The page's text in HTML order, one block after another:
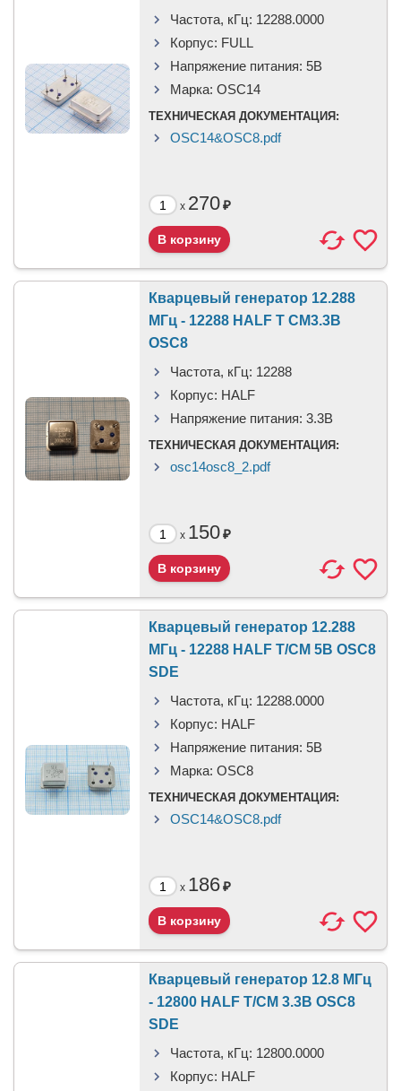
Частота, кГц: 12288.0000
Корпус: FULL
Напряжение питания: 5В
Марка: OSC14
ТЕХНИЧЕСКАЯ ДОКУМЕНТАЦИЯ:
OSC14&OSC8.pdf
x 270₽
Кварцевый генератор 12.288
МГц - 12288 HALF T CM3.3В
OSC8
Частота, кГц: 12288
Корпус: HALF
Напряжение питания: 3.3В
ТЕХНИЧЕСКАЯ ДОКУМЕНТАЦИЯ:
osc14osc8_2.pdf
x 150₽
Кварцевый генератор 12.288
МГц - 12288 HALF T/CM 5В OSC8
SDE
Частота, кГц: 12288.0000
Корпус: HALF
Напряжение питания: 5В
Марка: OSC8
ТЕХНИЧЕСКАЯ ДОКУМЕНТАЦИЯ:
OSC14&OSC8.pdf
x 186₽
Кварцевый генератор 12.8 МГц
- 12800 HALF T/CM 3.3В OSC8
SDE
Частота, кГц: 12800.0000
Корпус: HALF